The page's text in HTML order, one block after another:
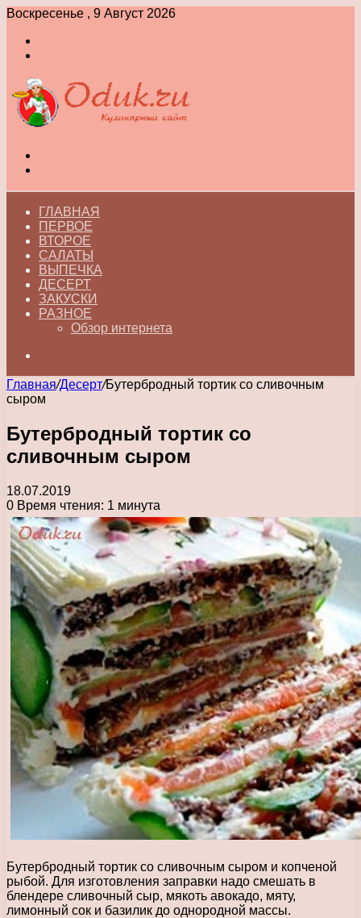
Воскресенье , 9 Август 2026
ГЛАВНАЯ
ПЕРВОЕ
ВТОРОЕ
САЛАТЫ
ВЫПЕЧКА
ДЕСЕРТ
ЗАКУСКИ
РАЗНОЕ
Обзор интернета
Главная/Десерт/Бутербродный тортик со сливочным
сыром
Бутербродный тортик со
сливочным сыром
18.07.2019
0 Время чтения: 1 минута
Бутербродный тортик со сливочным сыром и копченой
рыбой. Для изготовления заправки надо смешать в
блендере сливочный сыр, мякоть авокадо, мяту,
лимонный сок и базилик до однородной массы.